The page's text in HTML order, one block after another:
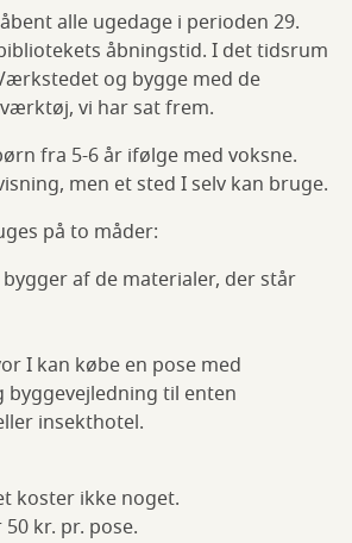
alle ugedage i perioden 29.
åbningstid. I det tidsrum
og bygge med de
vi har sat frem.
fra 5-6 år ifølge med voksne.
men et sted I selv kan bruge.
på to måder:
af de materialer, der står
I kan købe en pose med
byggevejledning til enten
insekthotel.
koster ikke noget.
kr. pr. pose.